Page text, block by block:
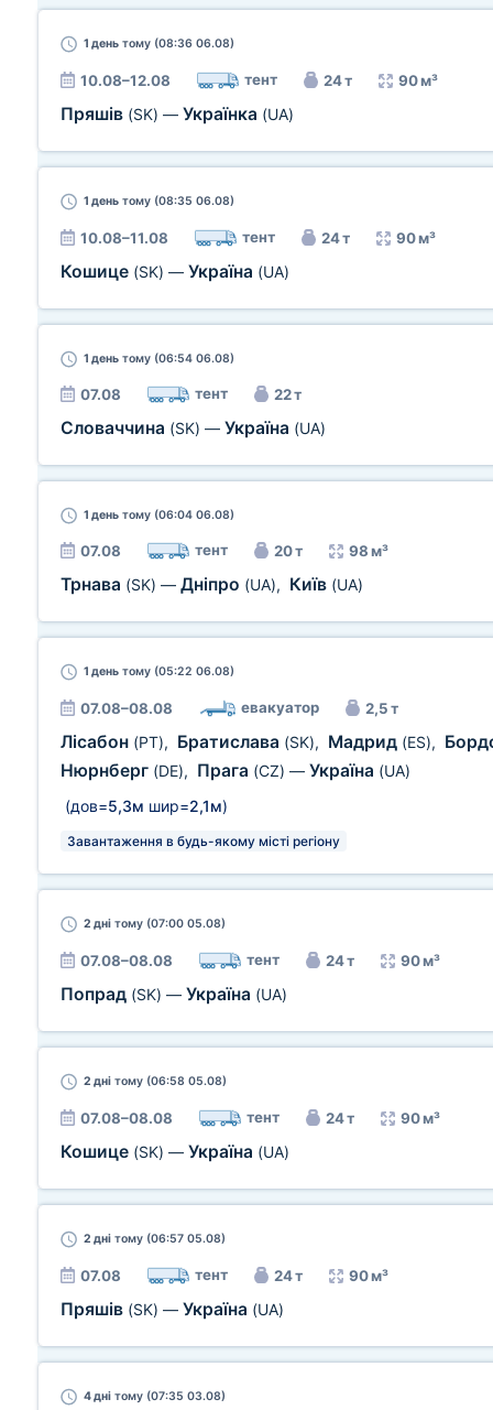
1 день тому (08:36 06.08)
10.08–12.08 тент 24 т 90 м³
Пряшів (SK) — Українка (UA)
1 день тому (08:35 06.08)
10.08–11.08 тент 24 т 90 м³
Кошице (SK) — Україна (UA)
1 день тому (06:54 06.08)
07.08 тент 22 т
Словаччина (SK) — Україна (UA)
1 день тому (06:04 06.08)
07.08 тент 20 т 98 м³
Трнава (SK) — Дніпро (UA), Київ (UA)
1 день тому (05:22 06.08)
07.08–08.08 евакуатор 2,5 т
Лісабон (PT), Братислава (SK), Мадрид (ES),
Нюрнберг (DE), Прага (CZ) — Україна (UA)
(дов=5,3м шир=2,1м)
Завантаження в будь-якому місті регіону
2 дні тому (07:00 05.08)
07.08–08.08 тент 24 т 90 м³
Попрад (SK) — Україна (UA)
2 дні тому (06:58 05.08)
07.08–08.08 тент 24 т 90 м³
Кошице (SK) — Україна (UA)
2 дні тому (06:57 05.08)
07.08 тент 24 т 90 м³
Пряшів (SK) — Україна (UA)
4 дні тому (07:35 03.08)